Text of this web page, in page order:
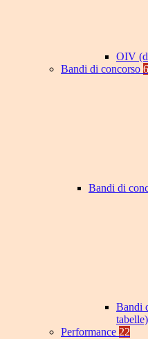
OIV
Bandi di concorso 6
Bandi di
Bandi
tabelle)
Performance 22